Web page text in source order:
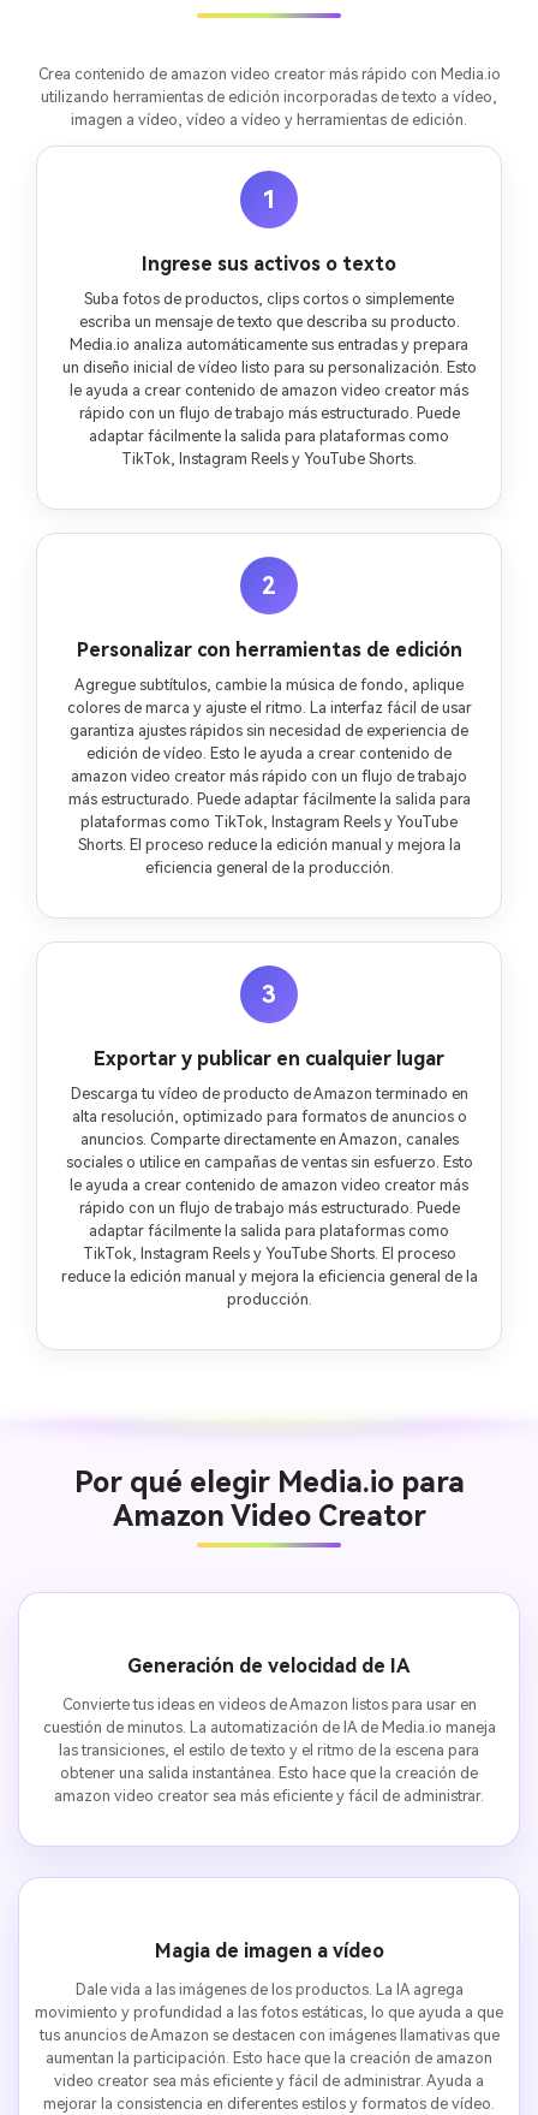
Crea contenido de amazon video creator más rápido con Media.io
utilizando herramientas de edición incorporadas de texto a vídeo,
imagen a vídeo, vídeo a vídeo y herramientas de edición.
1
Ingrese sus activos o texto
Suba fotos de productos, clips cortos o simplemente
escriba un mensaje de texto que describa su producto.
Media.io analiza automáticamente sus entradas y prepara
un diseño inicial de vídeo listo para su personalización. Esto
le ayuda a crear contenido de amazon video creator más
rápido con un flujo de trabajo más estructurado. Puede
adaptar fácilmente la salida para plataformas como
TikTok, Instagram Reels y YouTube Shorts.
2
Personalizar con herramientas de edición
Agregue subtítulos, cambie la música de fondo, aplique
colores de marca y ajuste el ritmo. La interfaz fácil de usar
garantiza ajustes rápidos sin necesidad de experiencia de
edición de vídeo. Esto le ayuda a crear contenido de
amazon video creator más rápido con un flujo de trabajo
más estructurado. Puede adaptar fácilmente la salida para
plataformas como TikTok, Instagram Reels y YouTube
Shorts. El proceso reduce la edición manual y mejora la
eficiencia general de la producción.
3
Exportar y publicar en cualquier lugar
Descarga tu vídeo de producto de Amazon terminado en
alta resolución, optimizado para formatos de anuncios o
anuncios. Comparte directamente en Amazon, canales
sociales o utilice en campañas de ventas sin esfuerzo. Esto
le ayuda a crear contenido de amazon video creator más
rápido con un flujo de trabajo más estructurado. Puede
adaptar fácilmente la salida para plataformas como
TikTok, Instagram Reels y YouTube Shorts. El proceso
reduce la edición manual y mejora la eficiencia general de la
producción.
Por qué elegir Media.io para
Amazon Video Creator
Generación de velocidad de IA
Convierte tus ideas en videos de Amazon listos para usar en
cuestión de minutos. La automatización de IA de Media.io maneja
las transiciones, el estilo de texto y el ritmo de la escena para
obtener una salida instantánea. Esto hace que la creación de
amazon video creator sea más eficiente y fácil de administrar.
Magia de imagen a vídeo
Dale vida a las imágenes de los productos. La IA agrega
movimiento y profundidad a las fotos estáticas, lo que ayuda a que
tus anuncios de Amazon se destacen con imágenes llamativas que
aumentan la participación. Esto hace que la creación de amazon
video creator sea más eficiente y fácil de administrar. Ayuda a
mejorar la consistencia en diferentes estilos y formatos de vídeo.